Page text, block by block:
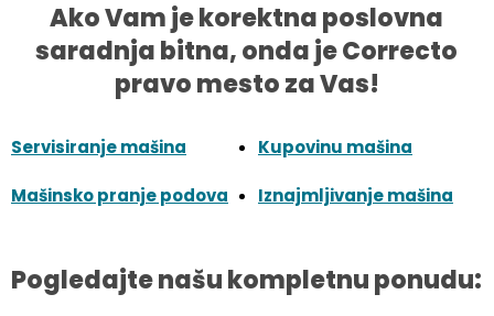
Ako Vam je korektna poslovna
saradnja bitna, onda je Correcto
pravo mesto za Vas!
Servisiranje mašina
Mašinsko pranje podova
Kupovinu mašina
Iznajmljivanje mašina
Pogledajte našu kompletnu ponudu: